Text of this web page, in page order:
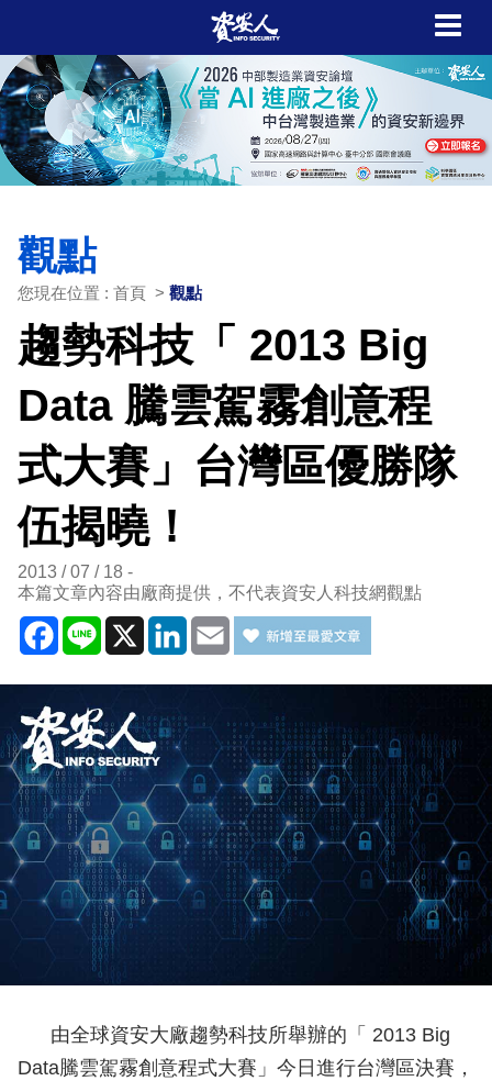
觀點
您現在位置 : 首頁 > 觀點
趨勢科技「 2013 Big
Data 騰雲駕霧創意程
式大賽」台灣區優勝隊
伍揭曉！
2013 / 07 / 18
本篇文章內容由廠商提供，不代表資安人科技網觀點
Facebook
Line X LinkedIn
Email
由全球資安大廠趨勢科技所舉辦的「 2013 Big
Data騰雲駕霧創意程式大賽」今日進行台灣區決賽，